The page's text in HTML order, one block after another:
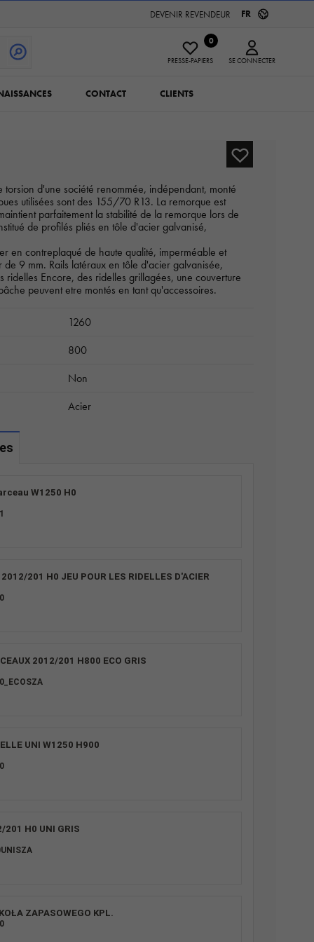
DEVENIR REVENDEUR FR
0
PRESSE-PAPIERS SE CONNECTER
CONTACT CLIENTS
torsion d'une société renommée, indépendant, monté
utilisées sont des 155/70 R13. La remorque est
parfaitement la stabilité de la remorque lors de
de profilés pliés en tôle d'acier galvanisé,
en contreplaqué de haute qualité, imperméable et
9 mm. Rails latéraux en tôle d'acier galvanisée,
ridelles Encore, des ridelles grillagées, une couverture
peuvent etre montés en tant qu'accessoires.
1260
800
Non
Acier
W1250 H0
201 H0 JEU POUR LES RIDELLES D'ACIER
2012/201 H800 ECO GRIS
UNI W1250 H900
201 H0 UNI GRIS
ZAPASOWEGO KPL.